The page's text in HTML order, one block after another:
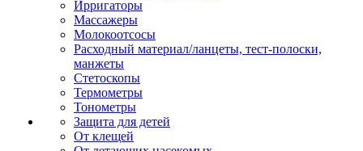
Ирригаторы
Массажеры
Молокоотсосы
Расходный материал/ланцеты, тест-полоски,
манжеты
Стетоскопы
Термометры
Тонометры
Защита для детей
От клещей